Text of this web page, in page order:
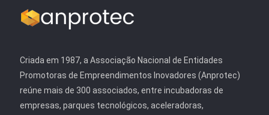
Criada em 1987, a Associação Nacional de Entidades
Promotoras de Empreendimentos Inovadores (Anprotec)
reúne mais de 300 associados, entre incubadoras de
empresas, parques tecnológicos, aceleradoras,